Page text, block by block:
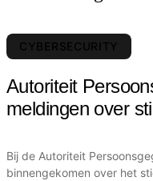
CYBERSECURITY
Autoriteit
meldingen over
Bij de Autoriteit
binnengekomen over het